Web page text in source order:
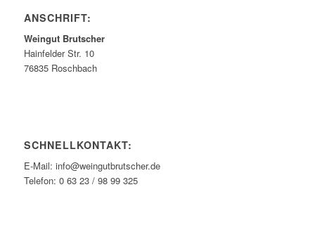
ANSCHRIFT:
Weingut Brutscher
Hainfelder Str. 10
76835 Roschbach
SCHNELLKONTAKT:
E-Mail: info@weingutbrutscher.de
Telefon: 0 63 23 / 98 99 325